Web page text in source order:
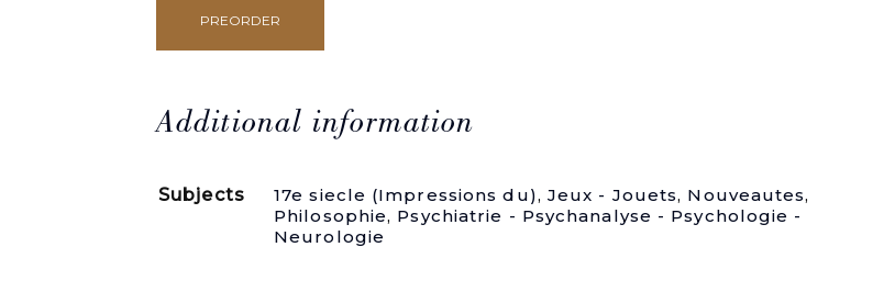
Alea
quantity
PREORDER
Additional information
Subjects 17e siecle (Impressions du), Jeux - Jouets, Nouveautes,
Philosophie, Psychiatrie - Psychanalyse - Psychologie -
Neurologie